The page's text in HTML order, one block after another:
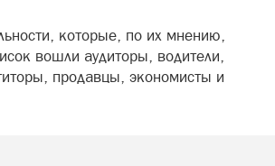
которые, по их мнению,
вошли аудиторы, водители,
продавцы, экономисты и